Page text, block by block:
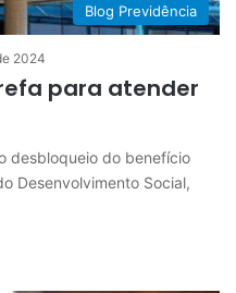
Blog Previdência
2024
para atender
desbloqueio do benefício
Desenvolvimento Social,